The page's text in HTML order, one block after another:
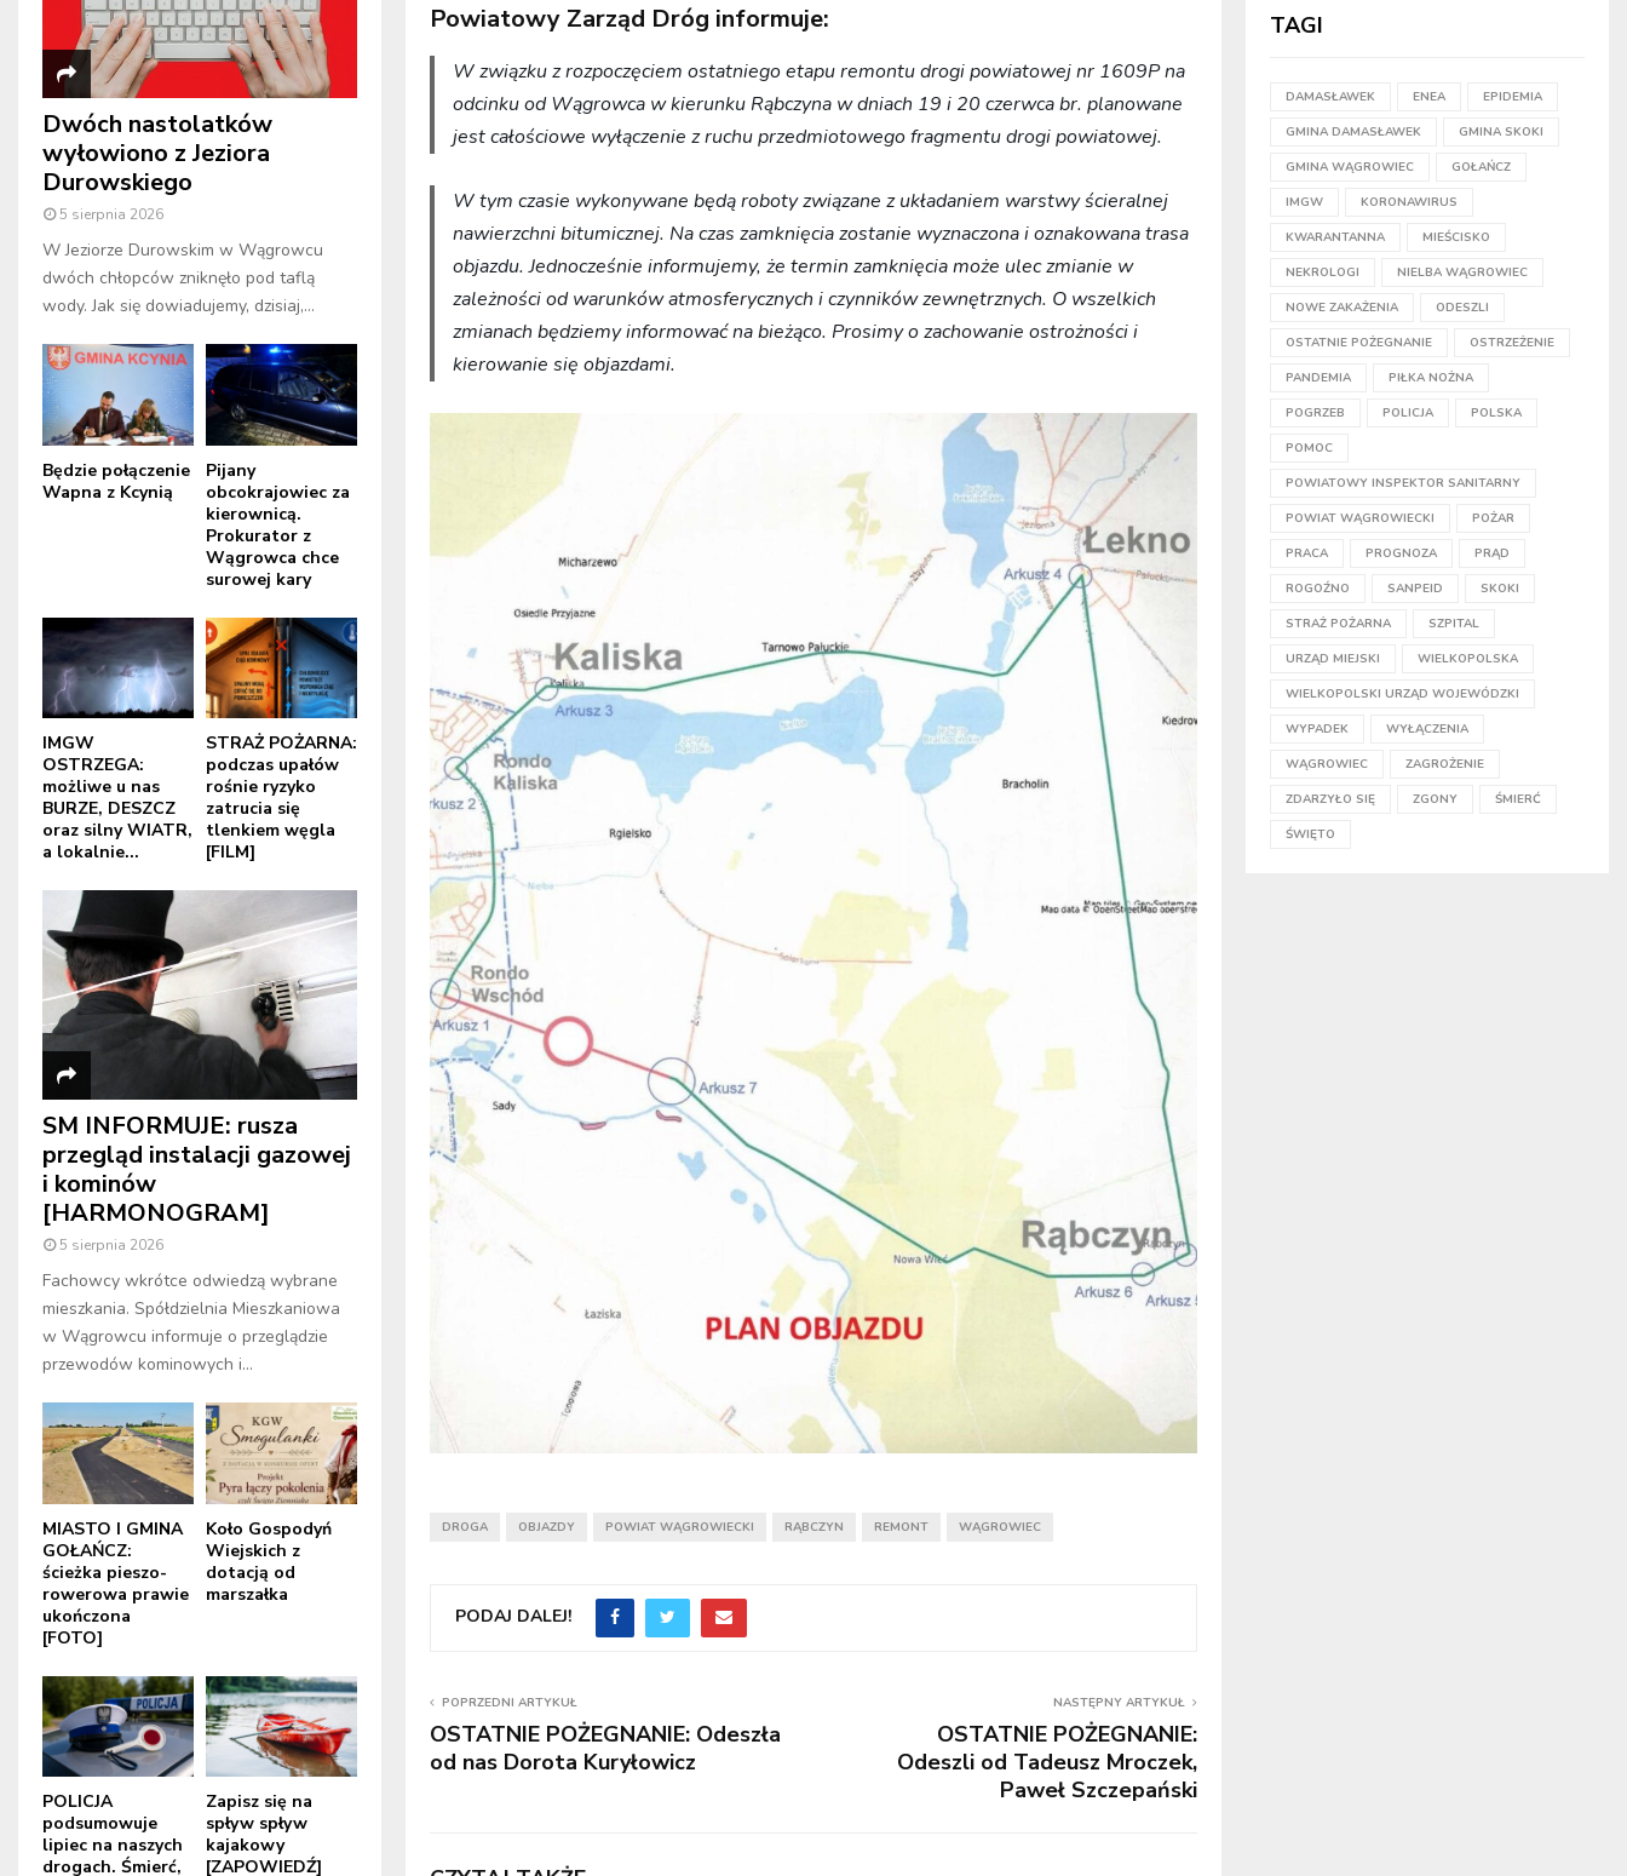
Powiatowy Zarząd Dróg informuje:
W związku z rozpoczęciem ostatniego etapu remontu drogi powiatowej nr 1609P na
odcinku od Wągrowca w kierunku Rąbczyna w dniach 19 i 20 czerwca br. planowane
jest całościowe wyłączenie z ruchu przedmiotowego fragmentu drogi powiatowej.
W tym czasie wykonywane będą roboty związane z układaniem warstwy ścieralnej
nawierzchni bitumicznej. Na czas zamknięcia zostanie wyznaczona i oznakowana trasa
objazdu. Jednocześnie informujemy, że termin zamknięcia może ulec zmianie w
zależności od warunków atmosferycznych i czynników zewnętrznych. O wszelkich
zmianach będziemy informować na bieżąco. Prosimy o zachowanie ostrożności i
kierowanie się objazdami.
DROGA OBJAZDY POWIAT WĄGROWIECKI RĄBCZYN REMONT WĄGROWIEC
PODAJ DALEJ!
POPRZEDNI ARTYKUŁ
OSTATNIE POŻEGNANIE: Odeszła
od nas Dorota Kuryłowicz
NASTĘPNY ARTYKUŁ
OSTATNIE POŻEGNANIE:
Odeszli od Tadeusz Mroczek,
Paweł Szczepański
Dwóch nastolatków
wyłowiono z Jeziora
Durowskiego
5 sierpnia 2026
W Jeziorze Durowskim w Wągrowcu
dwóch chłopców zniknęło pod taflą
wody. Jak się dowiadujemy, dzisiaj,...
Będzie połączenie
Wapna z Kcynią
Pijany
obcokrajowiec za
kierownicą.
Prokurator z
Wągrowca chce
surowej kary
IMGW
OSTRZEGA:
możliwe u nas
BURZE, DESZCZ
oraz silny WIATR,
a lokalnie...
STRAŻ POŻARNA:
podczas upałów
rośnie ryzyko
zatrucia się
tlenkiem węgla
[FILM]
SM INFORMUJE: rusza
przegląd instalacji gazowej
i kominów
[HARMONOGRAM]
5 sierpnia 2026
Fachowcy wkrótce odwiedzą wybrane
mieszkania. Spółdzielnia Mieszkaniowa
w Wągrowcu informuje o przeglądzie
przewodów kominowych i...
MIASTO I GMINA
GOŁAŃCZ:
ścieżka pieszo-
rowerowa prawie
ukończona
[FOTO]
Koło Gospodyń
Wiejskich z
dotacją od
marszałka
POLICJA
podsumowuje
lipiec na naszych
drogach. Śmierć,
Zapisz się na
spływ spływ
kajakowy
[ZAPOWIEDŹ]
TAGI
DAMASŁAWEK ENEA EPIDEMIA
GMINA DAMASŁAWEK GMINA SKOKI
GMINA WĄGROWIEC GOŁAŃCZ
IMGW KORONAWIRUS
KWARANTANNA MIEŚCISKO
NEKROLOGI NIELBA WĄGROWIEC
NOWE ZAKAŻENIA ODESZLI
OSTATNIE POŻEGNANIE OSTRZEŻENIE
PANDEMIA PIŁKA NOŻNA
POGRZEB POLICJA POLSKA
POMOC
POWIATOWY INSPEKTOR SANITARNY
POWIAT WĄGROWIECKI POŻAR
PRACA PROGNOZA PRĄD
ROGOŹNO SANPEID SKOKI
STRAŻ POŻARNA SZPITAL
URZĄD MIEJSKI WIELKOPOLSKA
WIELKOPOLSKI URZĄD WOJEWÓDZKI
WYPADEK WYŁĄCZENIA
WĄGROWIEC ZAGROŻENIE
ZDARZYŁO SIĘ ZGONY ŚMIERĆ
ŚWIĘTO